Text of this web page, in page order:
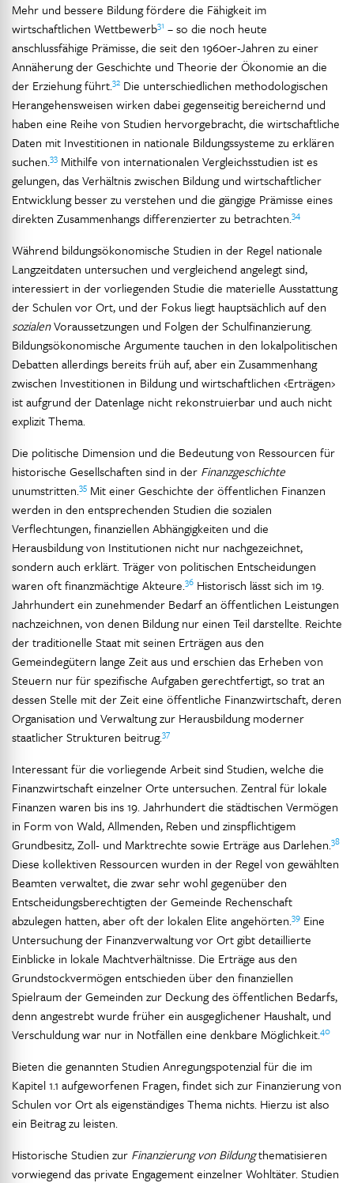
Mehr und bessere Bildung fördere die Fähigkeit im
wirtschaftlichen Wettbewerb31 – so die noch heute
anschlussfähige Prämisse, die seit den 1960er-Jahren zu einer
Annäherung der Geschichte und Theorie der Ökonomie an die
der Erziehung führt.32 Die unterschiedlichen methodologischen
Herangehensweisen wirken dabei gegenseitig bereichernd und
haben eine Reihe von Studien hervorgebracht, die wirtschaftliche
Daten mit Investitionen in nationale Bildungssysteme zu erklären
suchen.33 Mithilfe von internationalen Vergleichsstudien ist es
gelungen, das Verhältnis zwischen Bildung und wirtschaftlicher
Entwicklung besser zu verstehen und die gängige Prämisse eines
direkten Zusammenhangs differenzierter zu betrachten.34
Während bildungsökonomische Studien in der Regel nationale
Langzeitdaten untersuchen und vergleichend angelegt sind,
interessiert in der vorliegenden Studie die materielle Ausstattung
der Schulen vor Ort, und der Fokus liegt hauptsächlich auf den
sozialenVoraussetzungen und Folgen der Schulfinanzierung.
Bildungsökonomische Argumente tauchen in den lokalpolitischen
Debatten allerdings bereits früh auf, aber ein Zusammenhang
zwischen Investitionen in Bildung und wirtschaftlichen ‹Erträgen›
ist aufgrund der Datenlage nicht rekonstruierbar und auch nicht
explizit Thema.
Die politische Dimension und die Bedeutung von Ressourcen für
historische Gesellschaften sind in der Finanzgeschichte
unumstritten.35 Mit einer Geschichte der öffentlichen Finanzen
werden in den entsprechenden Studien die sozialen
Verflechtungen, finanziellen Abhängigkeiten und die
Herausbildung von Institutionen nicht nur nachgezeichnet,
sondern auch erklärt. Träger von politischen Entscheidungen
waren oft finanzmächtige Akteure.36 Historisch lässt sich im 19.
Jahrhundert ein zunehmender Bedarf an öffentlichen Leistungen
nachzeichnen, von denen Bildung nur einen Teil darstellte. Reichte
der traditionelle Staat mit seinen Erträgen aus den
Gemeindegütern lange Zeit aus und erschien das Erheben von
Steuern nur für spezifische Aufgaben gerechtfertigt, so trat an
dessen Stelle mit der Zeit eine öffentliche Finanzwirtschaft, deren
Organisation und Verwaltung zur Herausbildung moderner
staatlicher Strukturen beitrug.37
Interessant für die vorliegende Arbeit sind Studien, welche die
Finanzwirtschaft einzelner Orte untersuchen. Zentral für lokale
Finanzen waren bis ins 19. Jahrhundert die städtischen Vermögen
in Form von Wald, Allmenden, Reben und zinspflichtigem
Grundbesitz, Zoll- und Marktrechte sowie Erträge aus Darlehen.38
Diese kollektiven Ressourcen wurden in der Regel von gewählten
Beamten verwaltet, die zwar sehr wohl gegenüber den
Entscheidungsberechtigten der Gemeinde Rechenschaft
abzulegen hatten, aber oft der lokalen Elite angehörten.39 Eine
Untersuchung der Finanzverwaltung vor Ort gibt detaillierte
Einblicke in lokale Machtverhältnisse. Die Erträge aus den
Grundstockvermögen entschieden über den finanziellen
Spielraum der Gemeinden zur Deckung des öffentlichen Bedarfs,
denn angestrebt wurde früher ein ausgeglichener Haushalt, und
Verschuldung war nur in Notfällen eine denkbare Möglichkeit.40
Bieten die genannten Studien Anregungspotenzial für die im
Kapitel 1.1 aufgeworfenen Fragen, findet sich zur Finanzierung von
Schulen vor Ort als eigenständiges Thema nichts. Hierzu ist also
ein Beitrag zu leisten.
Historische Studien zur Finanzierung von Bildungthematisieren
vorwiegend das private Engagement einzelner Wohltäter. Studien